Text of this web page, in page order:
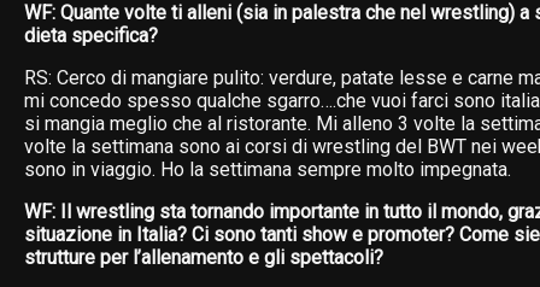
WF: Quante volte ti alleni (sia in palestra che nel wrestling) a
dieta specifica?
RS: Cerco di mangiare pulito: verdure, patate lesse e carne
mi concedo spesso qualche sgarro….che vuoi farci sono
si mangia meglio che al ristorante. Mi alleno 3 volte la
volte la settimana sono ai corsi di wrestling del BWT nei
sono in viaggio. Ho la settimana sempre molto impegnata.
WF: Il wrestling sta tornando importante in tutto il mondo,
situazione in Italia? Ci sono tanti show e promoter? Come
strutture per l’allenamento e gli spettacoli?